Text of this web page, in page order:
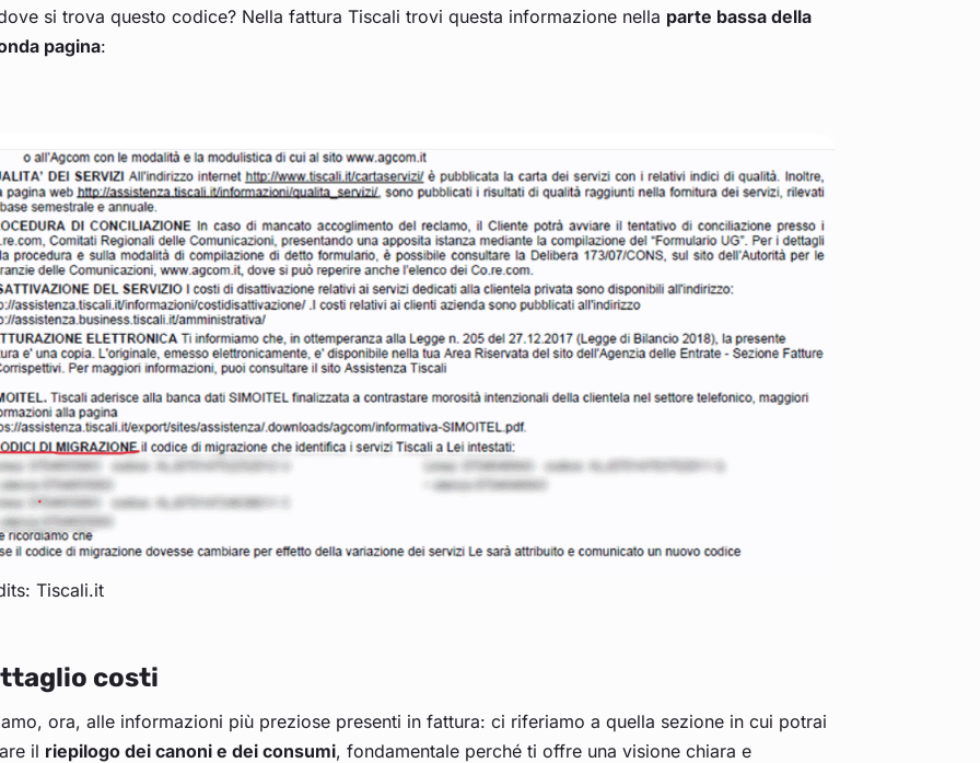
si trova questo codice? Nella fattura Tiscali trovi questa informazione nella parte bassa della
pagina:
Tiscali.it
costi
ora, alle informazioni più preziose presenti in fattura: ci riferiamo a quella sezione in cui potrai
il riepilogo dei canoni e dei consumi, fondamentale perché ti offre una visione chiara e